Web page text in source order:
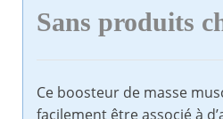
Sans produits
Ce boosteur de masse
facilement être associé à